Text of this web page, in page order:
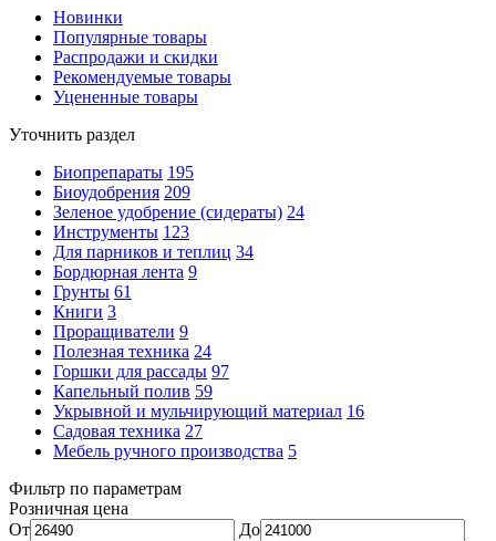
Новинки
Популярные товары
Распродажи и скидки
Рекомендуемые товары
Уцененные товары
Уточнить раздел
Биопрепараты 195
Биоудобрения 209
Зеленое удобрение (сидераты) 24
Инструменты 123
Для парников и теплиц 34
Бордюрная лента 9
Грунты 61
Книги 3
Проращиватели 9
Полезная техника 24
Горшки для рассады 97
Капельный полив 59
Укрывной и мульчирующий материал 16
Садовая техника 27
Мебель ручного производства 5
Фильтр по параметрам
Розничная цена
От
До